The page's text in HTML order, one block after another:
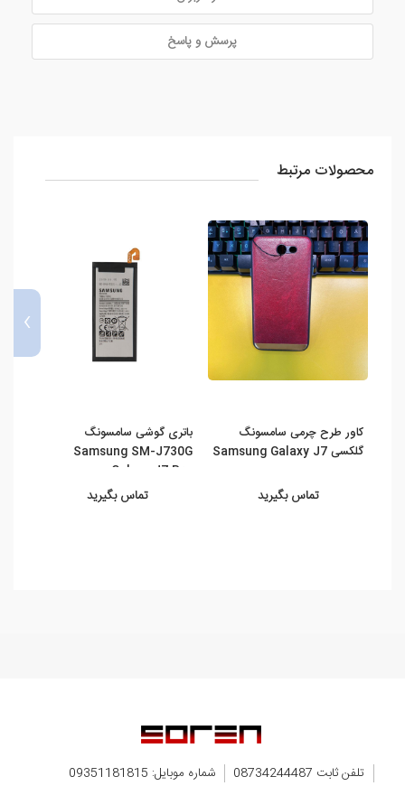
پرسش و پاسخ
محصولات مرتبط
کاور طرح چرمی سامسونگ
گلکسی Samsung Galaxy J7
تماس بگیرید
باتری گوشی سامسونگ
Samsung SM-J730G
Galaxy J7 Pro
تماس بگیرید
›
تلفن ثابت 08734244487
شماره موبایل: 09351181815